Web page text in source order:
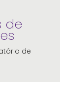
de
de